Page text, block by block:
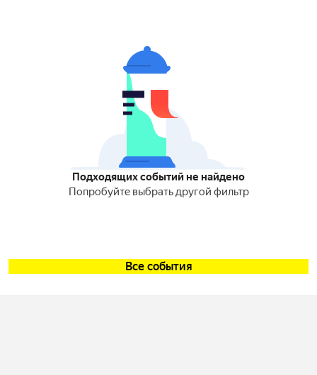
Подходящих событий не найдено
Попробуйте выбрать другой фильтр
Все события